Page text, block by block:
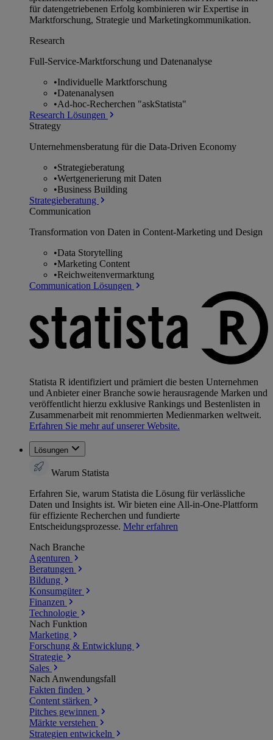
für datengetriebenen Erfolg kombinieren wir Expertise in
Marktforschung, Strategie und Marketingkommunikation.
Research
Full-Service-Marktforschung und Datenanalyse
•Individuelle Marktforschung
•Datenanalysen
•Ad-hoc-Recherchen "askStatista"
Research Lösungen
Strategy
Unternehmens­beratung für die Data-Driven Economy
•Strategieberatung
•Wertgenerierung mit Daten
•Business Building
Strategieberatung
Communication
Transformation von Daten in Content-Marketing und Design
•Data Storytelling
•Marketing Content
•Reichweitenvermarktung
Communication Lösungen
Statista R identifiziert und prämiert die besten Unternehmen
und Anbieter einer Branche sowie herausragende Marken und
veröffentlicht hierzu exklusive Rankings und Bestenlisten in
Zusammenarbeit mit renommierten Medienmarken weltweit.
Erfahren Sie mehr auf unserer Website.
Lösungen
Warum Statista
Erfahren Sie, warum Statista die Lösung für verlässliche
Daten und Insights ist. Wir bieten eine All-in-One-Plattform
für effiziente Recherchen und fundierte
Entscheidungsprozesse. Mehr erfahren
Nach Branche
Agenturen
Beratungen
Bildung
Konsumgüter
Finanzen
Technologie
Nach Funktion
Marketing
Forschung & Entwicklung
Strategie
Sales
Nach Anwendungsfall
Fakten finden
Content stärken
Pitches gewinnen
Märkte verstehen
Strategien entwickeln